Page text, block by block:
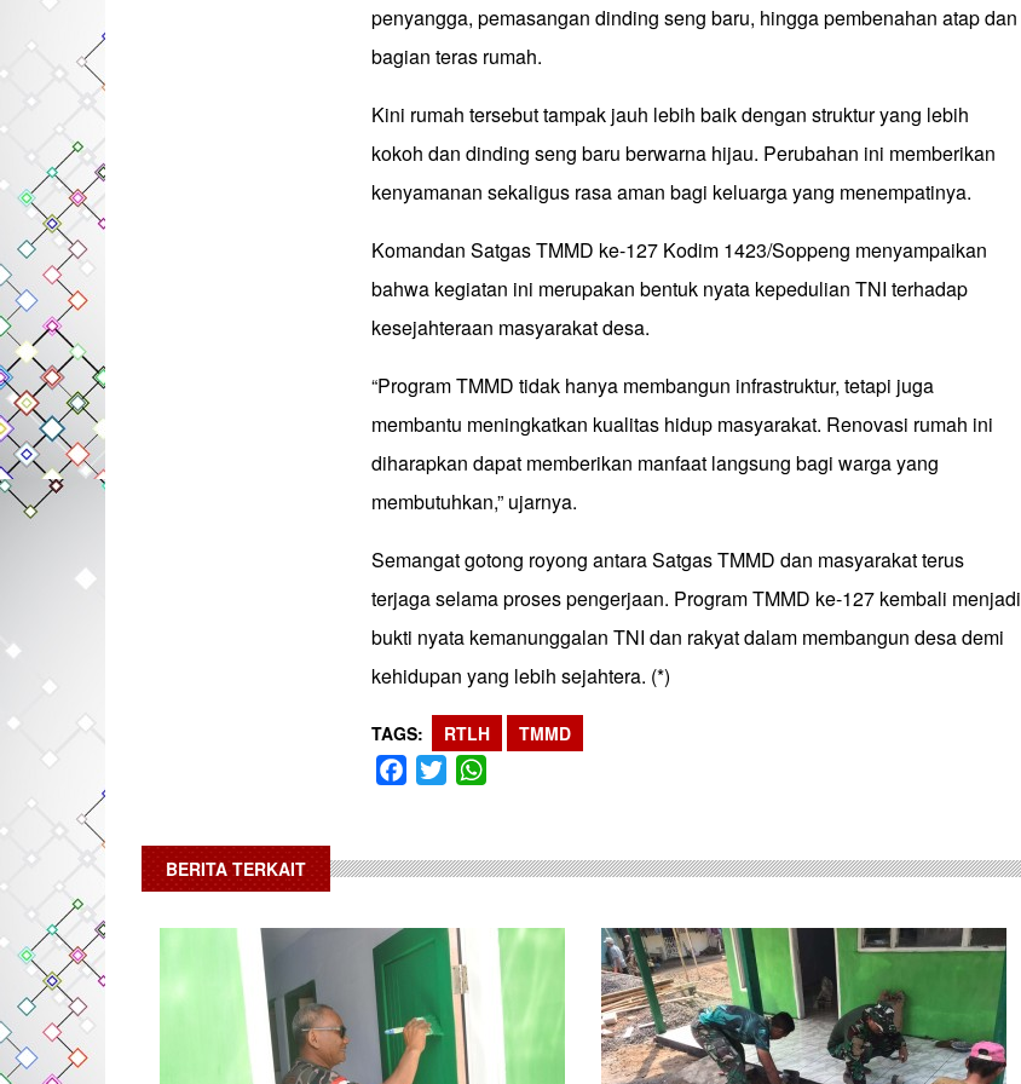
penyangga, pemasangan dinding seng baru, hingga pembenahan atap dan
bagian teras rumah.
Kini rumah tersebut tampak jauh lebih baik dengan struktur yang lebih
kokoh dan dinding seng baru berwarna hijau. Perubahan ini memberikan
kenyamanan sekaligus rasa aman bagi keluarga yang menempatinya.
Komandan Satgas TMMD ke-127 Kodim 1423/Soppeng menyampaikan
bahwa kegiatan ini merupakan bentuk nyata kepedulian TNI terhadap
kesejahteraan masyarakat desa.
“Program TMMD tidak hanya membangun infrastruktur, tetapi juga
membantu meningkatkan kualitas hidup masyarakat. Renovasi rumah ini
diharapkan dapat memberikan manfaat langsung bagi warga yang
membutuhkan,” ujarnya.
Semangat gotong royong antara Satgas TMMD dan masyarakat terus
terjaga selama proses pengerjaan. Program TMMD ke-127 kembali menjadi
bukti nyata kemanunggalan TNI dan rakyat dalam membangun desa demi
kehidupan yang lebih sejahtera. (*)
TAGS RTLH TMMD
Facebook
Twitter
BERITA TERKAIT